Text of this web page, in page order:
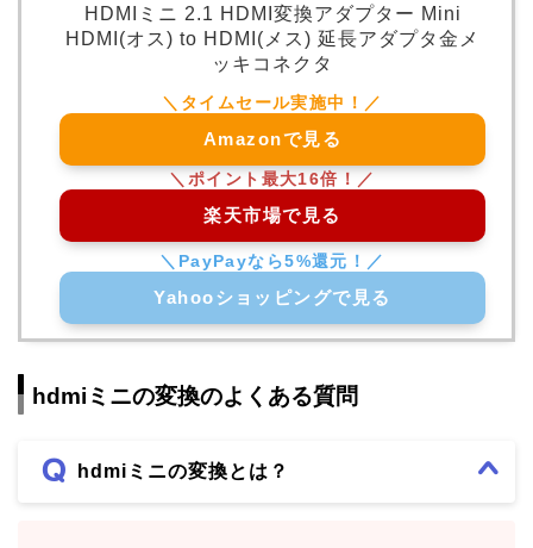
HDMIミニ 2.1 HDMI変換アダプター Mini
HDMI(オス) to HDMI(メス) 延長アダプタ金メ
ッキコネクタ
Amazonで見る
楽天市場で見る
Yahooショッピングで見る
hdmiミニの変換のよくある質問
hdmiミニの変換とは？